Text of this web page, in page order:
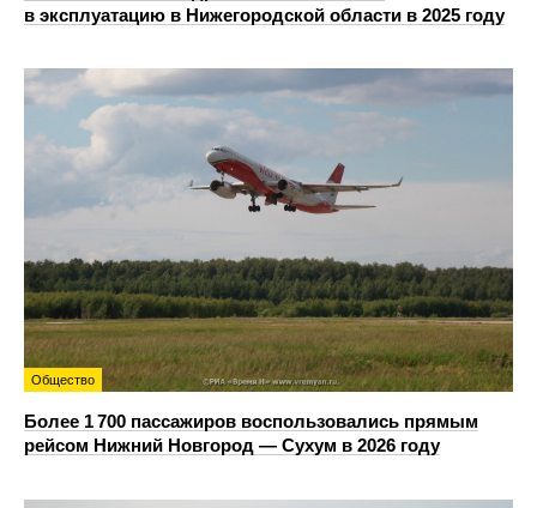
в эксплуатацию в Нижегородской области в 2025 году
Общество
Более 1 700 пассажиров воспользовались прямым
рейсом Нижний Новгород — Сухум в 2026 году